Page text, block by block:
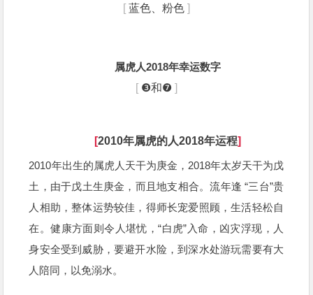
[蓝色、粉色 ]
属虎人2018年幸运数字
[❸和❼ ]
[2010年属虎的人2018年运程]
2010年出生的属虎人天干为庚金，2018年太岁天干为戊
土，由于戊土生庚金，而且地支相合。流年逢 “三台”贵
人相助，整体运势较佳，得师长宠爱照顾，生活轻松自
在。健康方面则令人堪忧，“白虎”入命，凶灾浮现，人
身安全受到威胁，要避开水险，到深水处游玩需要有大
人陪同，以免溺水。